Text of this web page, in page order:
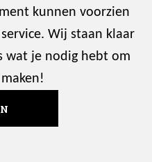
kunnen voorzien
Wij staan klaar
wat je nodig hebt om